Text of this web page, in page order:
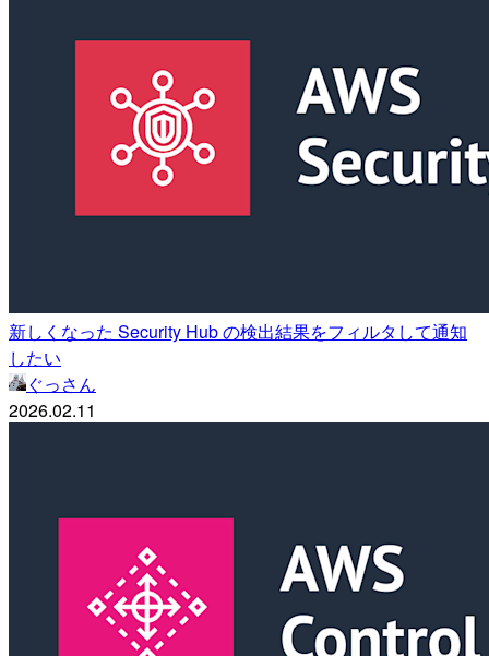
新しくなった Security Hub の検出結果をフィルタして通知
したい
ぐっさん
2026.02.11